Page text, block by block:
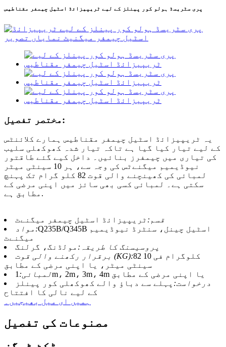
پری سٹریسڈ ہولو کور پینلز کے لیے ٹریپیزائڈ اسٹیل چیمفر مقناطیس
مختصر تفصیل:
یہ ٹریپیزائڈ اسٹیل چیمفر مقناطیس ہمارے کلائنٹس
کے لیے تیار کیا گیا ہے تاکہ تیار شدہ کھوکھلی سلیب
کی تیاری میں چیمفرز بنائیں۔ داخل کیے گئے طاقتور
نیوڈیمیم میگنےٹس کی وجہ سے، ہر 10 سینٹی میٹر
لمبائی کی کھینچنے والی قوت 82 کلو گرام تک پہنچ
سکتی ہے۔ لمبائی کسی بھی سائز میں اپنی مرضی کے
مطابق ہے.
قسم: ٹریپیزائڈ اسٹیل چیمفر میگنےٹ
مواد:Q235B/Q345B اسٹیل چینل، سنٹرڈ نیوڈیمیم
میگنےٹ
پروسیسنگ کا طریقہ: مولڈنگ، گرلنگ
برقرار رکھنے والی قوت (KG):82 کلوگرام فی 10
سینٹی میٹر، یا اپنی مرضی کے مطابق
لمبائی:
1m، 2m، 3m، 4m یا اپنی مرضی کے مطابق
درخواست: پہلے سے دباؤ والے کھوکھلی کور پینلز
کے لیے نالی کا افتتاح
ہمیں ای میل بھیجیں۔
مصنوعات کی تفصیل